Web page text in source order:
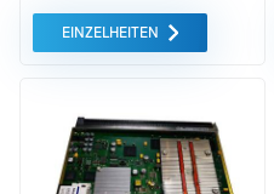
renovierte Produkte
benötigen, ist eine
Standard. Wir kaufen nur
die von höchster Qualität
und Umweltschutz sind. All
dies wird zum
EINZELHEITEN